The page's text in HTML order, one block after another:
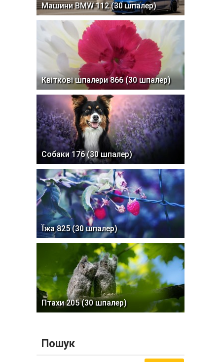
Машини BMW 112 (30 шпалер)
Квіткові шпалери 866 (30 шпалер)
Собаки 176 (30 шпалер)
Їжа 825 (30 шпалер)
Птахи 205 (30 шпалер)
Пошук